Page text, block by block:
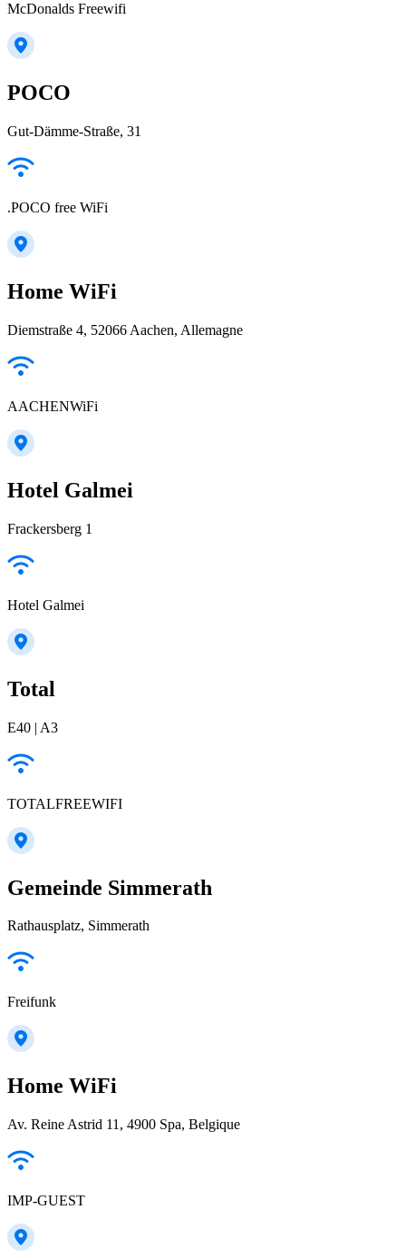
McDonalds Freewifi
POCO
Gut-Dämme-Straße, 31
.POCO free WiFi
Home WiFi
Diemstraße 4, 52066 Aachen, Allemagne
AACHENWiFi
Hotel Galmei
Frackersberg 1
Hotel Galmei
Total
E40 | A3
TOTALFREEWIFI
Gemeinde Simmerath
Rathausplatz, Simmerath
Freifunk
Home WiFi
Av. Reine Astrid 11, 4900 Spa, Belgique
IMP-GUEST